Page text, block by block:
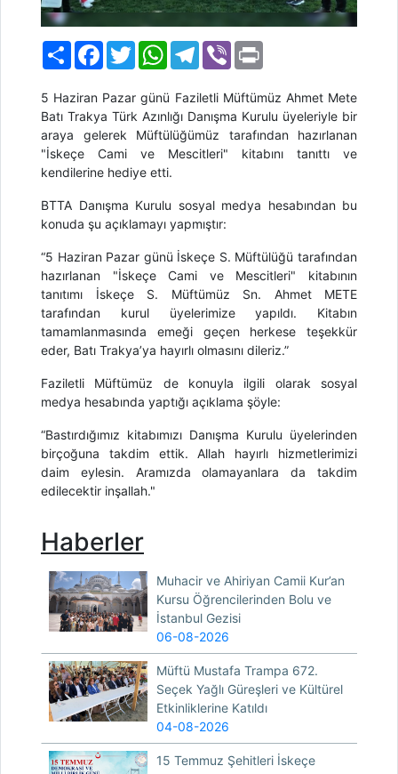
PaylaşFacebook
TwitterWhatsAppTelegram
Viber
5 Haziran Pazar günü Faziletli Müftümüz Ahmet Mete
Batı Trakya Türk Azınlığı Danışma Kurulu üyeleriyle bir
araya gelerek Müftülüğümüz tarafından hazırlanan
"İskeçe Cami ve Mescitleri" kitabını tanıttı ve
kendilerine hediye etti.
BTTA Danışma Kurulu sosyal medya hesabından bu
konuda şu açıklamayı yapmıştır:
“5 Haziran Pazar günü İskeçe S. Müftülüğü tarafından
hazırlanan "İskeçe Cami ve Mescitleri" kitabının
tanıtımı İskeçe S. Müftümüz Sn. Ahmet METE
tarafından kurul üyelerimize yapıldı. Kitabın
tamamlanmasında emeği geçen herkese teşekkür
eder, Batı Trakya’ya hayırlı olmasını dileriz.”
Faziletli Müftümüz de konuyla ilgili olarak sosyal
medya hesabında yaptığı açıklama şöyle:
“Bastırdığımız kitabımızı Danışma Kurulu üyelerinden
birçoğuna takdim ettik. Allah hayırlı hizmetlerimizi
daim eylesin. Aramızda olamayanlara da takdim
edilecektir inşallah."
Haberler
Muhacir ve Ahiriyan Camii Kur’an
Kursu Öğrencilerinden Bolu ve
İstanbul Gezisi
06-08-2026
Müftü Mustafa Trampa 672.
Seçek Yağlı Güreşleri ve Kültürel
Etkinliklerine Katıldı
04-08-2026
15 Temmuz Şehitleri İskeçe